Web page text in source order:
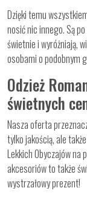
Dzięki temu
nosić nic innego. Są
świetnie i wyróżniają,
osobami o podobnym
Odzież
świetnych
Nasza oferta
tylko jakością, ale
Lekkich Obyczajów na
akcesoriów to także
wystrzałowy prezent!